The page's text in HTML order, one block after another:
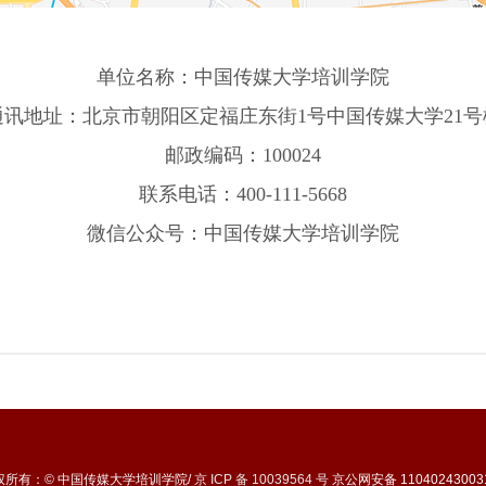
单位名称：中国传媒大学培训学院
地址：北京市朝阳区定福庄东街1号中国传媒大学21
邮政编码：100024
联系电话：400-111-5668
微信公众号：中国传媒大学培训学院
所有：© 中国传媒大学培训学院/京 ICP 备 10039564 号京公网安备